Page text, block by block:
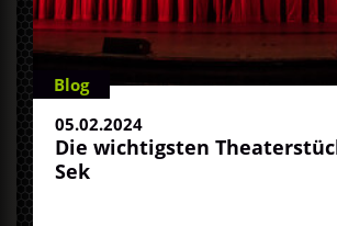
Blog
05.02.2024
Die wichtigsten
Sek